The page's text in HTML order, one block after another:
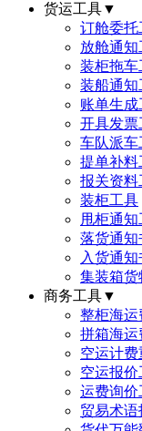
货运工具▼
订舱委托
放舱通知
装柜拖车
装船通知
账单生成
开具发票
车队派车
提单补料
报关资料
装柜工具
甩柜通知
落货通知
入货通
集装箱货
商务工具▼
整柜海运
拼箱海运
空运计
空运报价
运费询价
贸易术